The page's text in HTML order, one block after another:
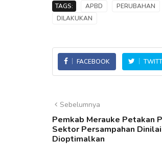
TAGS: APBD PERUBAHAN
DILAKUKAN
FACEBOOK
Sebelumnya
Pemkab Merauke Petakan
Sektor Persampahan
Dioptimalkan